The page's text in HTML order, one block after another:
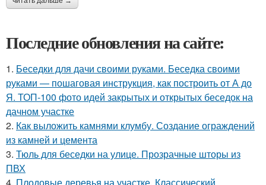
Последние обновления на сайте:
1. Беседки для дачи своими руками. Беседка своими
руками — пошаговая инструкция, как построить от А до
Я. ТОП-100 фото идей закрытых и открытых беседок на
дачном участке
2. Как выложить камнями клумбу. Создание ограждений
из камней и цемента
3. Тюль для беседки на улице. Прозрачные шторы из
ПВХ